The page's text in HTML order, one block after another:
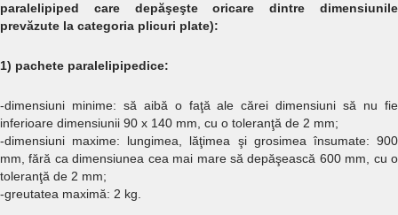
paralelipiped care depăşeşte oricare dintre dimensiunile
prevăzute la categoria plicuri plate):
1) pachete paralelipipedice:
-dimensiuni minime: să aibă o faţă ale cărei dimensiuni să nu fie
inferioare dimensiunii 90 x 140 mm, cu o toleranţă de 2 mm;
-dimensiuni maxime: lungimea, lăţimea şi grosimea însumate: 900
mm, fără ca dimensiunea cea mai mare să depăşească 600 mm, cu o
toleranţă de 2 mm;
-greutatea maximă: 2 kg.